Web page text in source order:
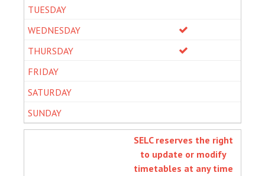
SELC reserves the right
to update or modify
timetables at any time